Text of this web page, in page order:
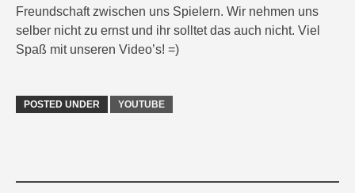
Freundschaft zwischen uns Spielern. Wir nehmen uns
selber nicht zu ernst und ihr solltet das auch nicht. Viel
Spaß mit unseren Video’s! =)
POSTED UNDER YOUTUBE